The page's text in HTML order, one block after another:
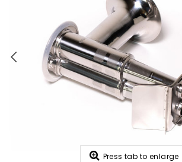
Press tab to enlarge